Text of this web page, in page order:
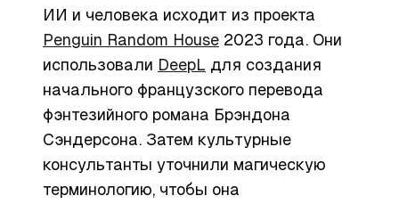
ИИ и человека исходит из проекта
Penguin Random House 2023 года. Они
использовали DeepL для создания
начального французского перевода
фэнтезийного романа Брэндона
Сэндерсона. Затем культурные
консультанты уточнили магическую
терминологию, чтобы она